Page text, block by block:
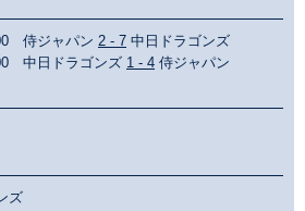
侍ジャパン 2 - 7 中日ドラゴンズ
中日ドラゴンズ 1 - 4 侍ジャパン
ズ